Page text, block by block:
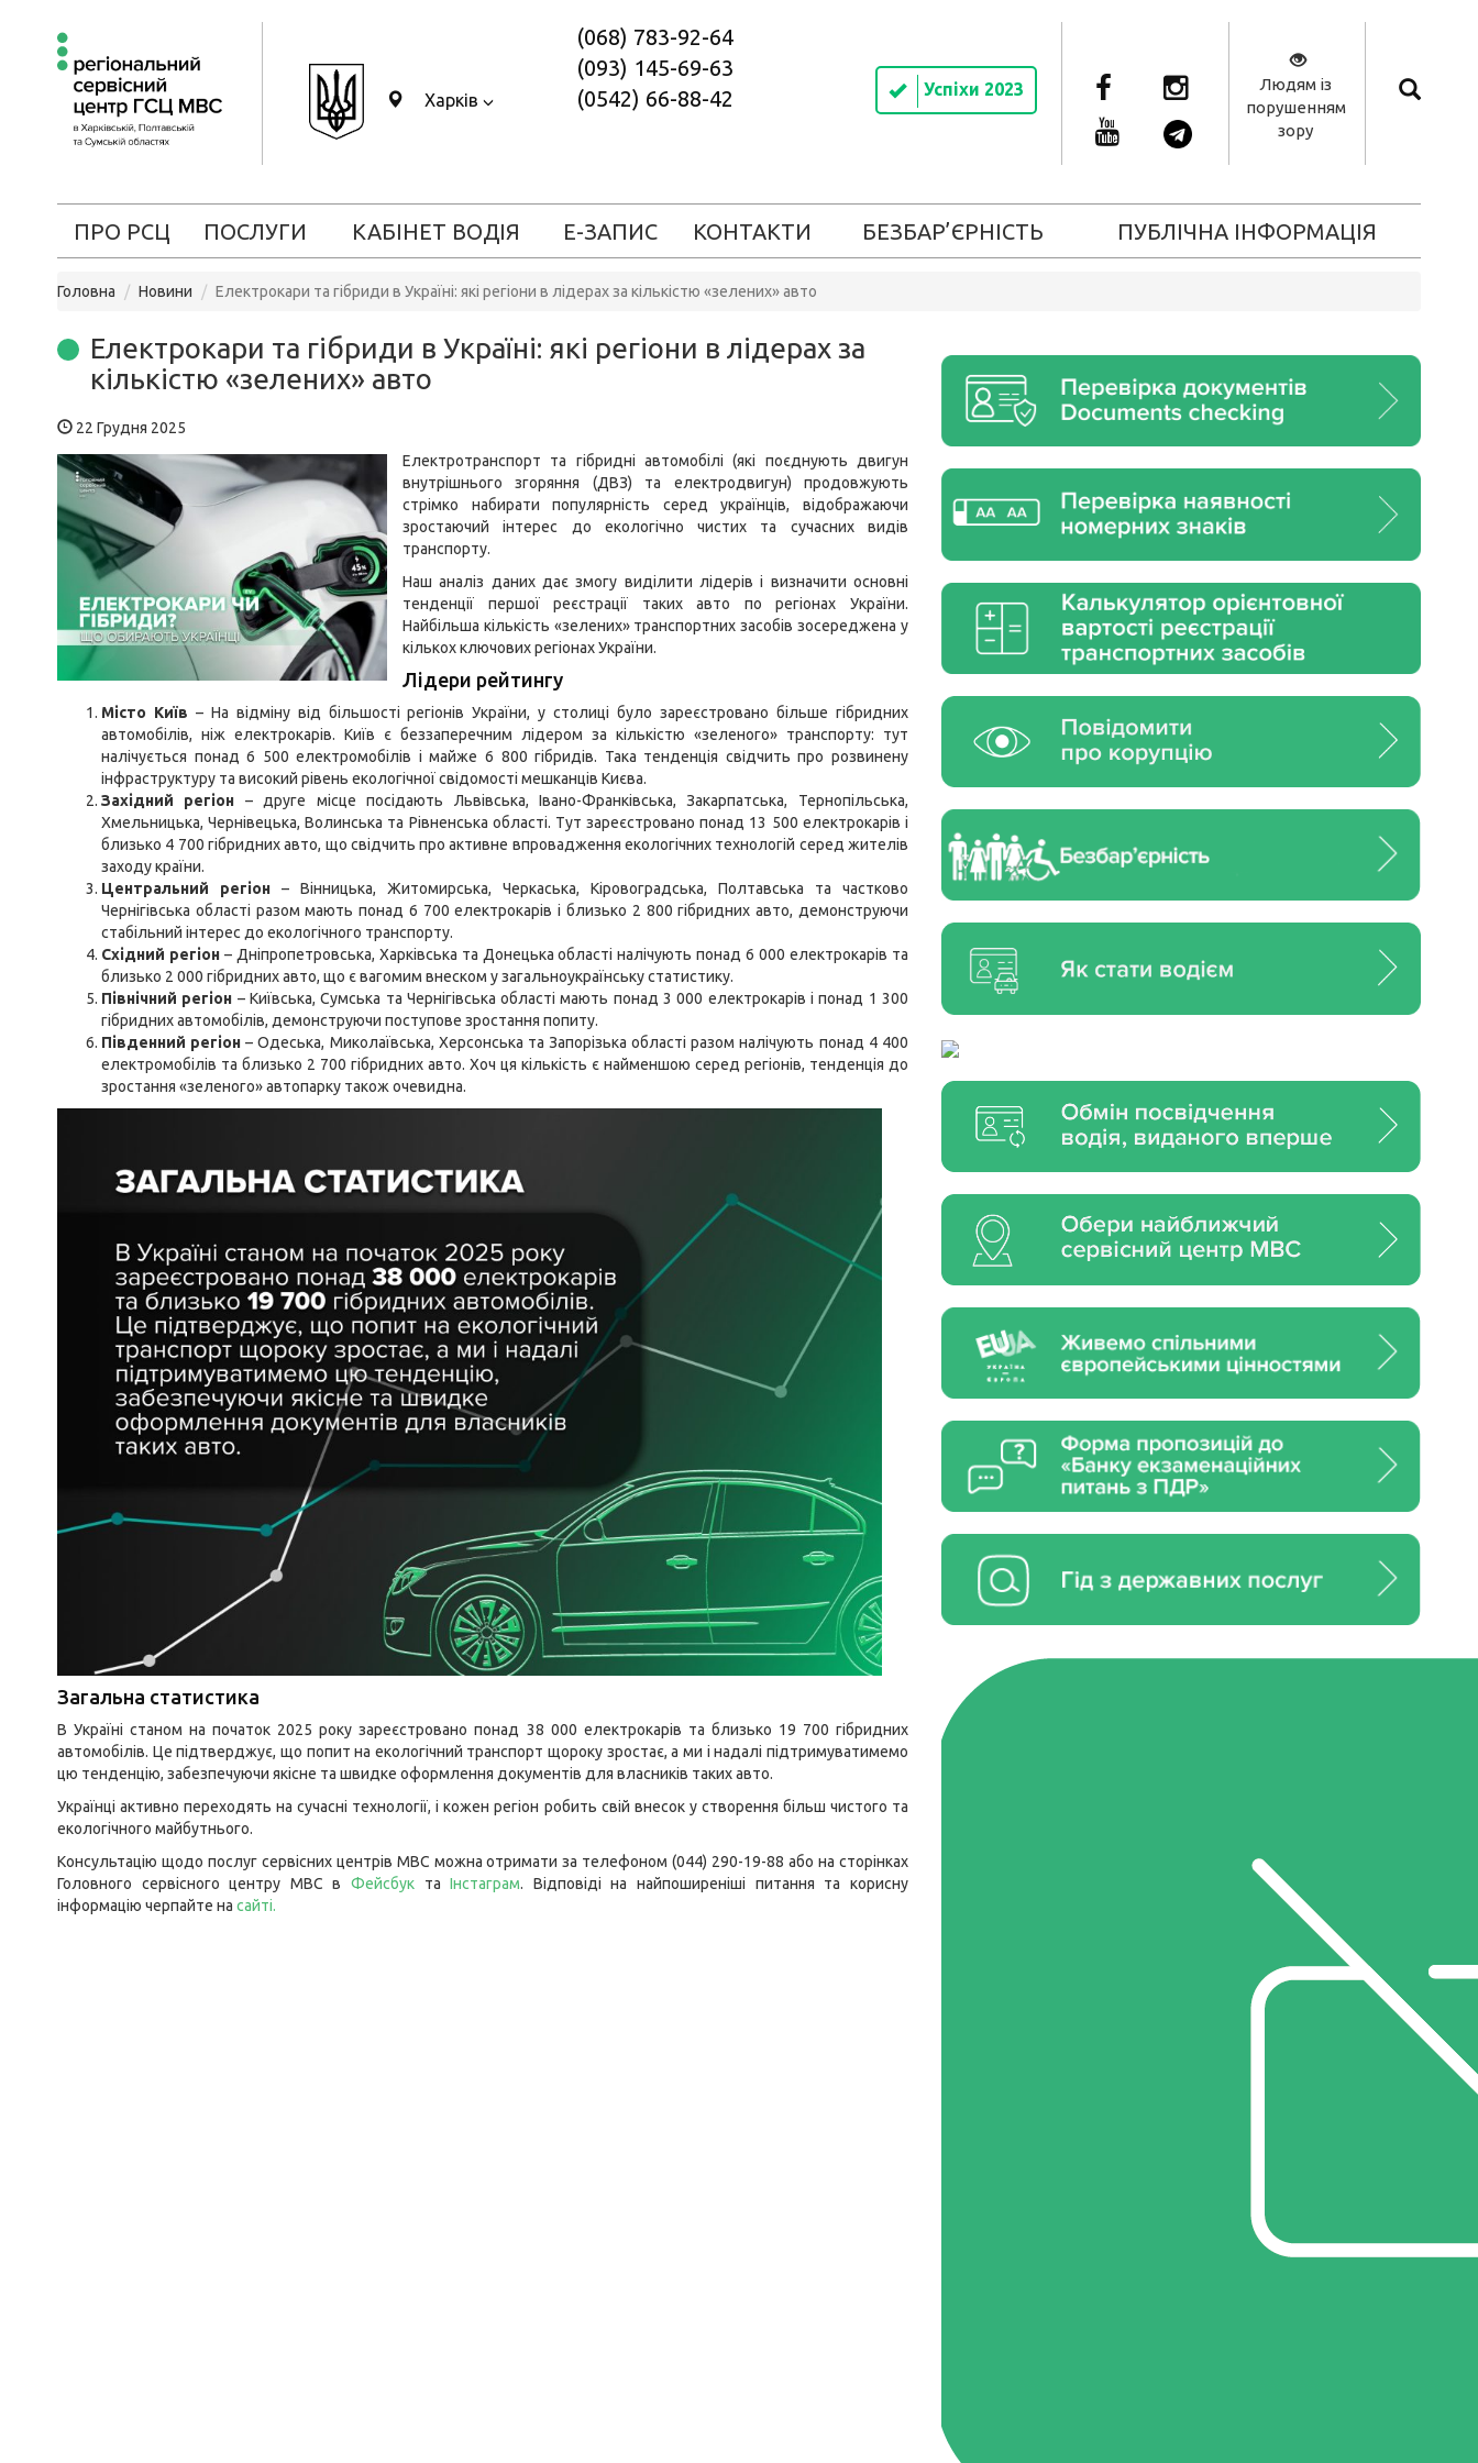
Харків
(068) 783-92-64
(093) 145-69-63
(0542) 66-88-42
Успіхи 2023
Людям із
порушенням
зору
ПРО РСЦ ПОСЛУГИ КАБІНЕТ ВОДІЯ Е-ЗАПИС КОНТАКТИ БЕЗБАР’ЄРНІСТЬ ПУБЛІЧНА ІНФОРМАЦІЯ
Головна Новини Електрокари та гібриди в Україні: які регіони в лідерах за кількістю «зелених» авто
Електрокари та гібриди в Україні: які регіони в лідерах за
кількістю «зелених» авто
22 Грудня 2025
Електротранспорт та гібридні автомобілі (які поєднують двигун
внутрішнього згоряння (ДВЗ) та електродвигун) продовжують
стрімко набирати популярність серед українців, відображаючи
зростаючий інтерес до екологічно чистих та сучасних видів
транспорту.
Наш аналіз даних дає змогу виділити лідерів і визначити основні
тенденції першої реєстрації таких авто по регіонах України.
Найбільша кількість «зелених» транспортних засобів зосереджена у
кількох ключових регіонах України.
Лідери рейтингу
Місто Київ – На відміну від більшості регіонів України, у столиці було зареєстровано більше гібридних
автомобілів, ніж електрокарів. Київ є беззаперечним лідером за кількістю «зеленого» транспорту: тут
налічується понад 6 500 електромобілів і майже 6 800 гібридів. Така тенденція свідчить про розвинену
інфраструктуру та високий рівень екологічної свідомості мешканців Києва.
Західний регіон – друге місце посідають Львівська, Івано-Франківська, Закарпатська, Тернопільська,
Хмельницька, Чернівецька, Волинська та Рівненська області. Тут зареєстровано понад 13 500 електрокарів і
близько 4 700 гібридних авто, що свідчить про активне впровадження екологічних технологій серед жителів
заходу країни.
Центральний регіон – Вінницька, Житомирська, Черкаська, Кіровоградська, Полтавська та частково
Чернігівська області разом мають понад 6 700 електрокарів і близько 2 800 гібридних авто, демонструючи
стабільний інтерес до екологічного транспорту.
Східний регіон– Дніпропетровська, Харківська та Донецька області налічують понад 6 000 електрокарів та
близько 2 000 гібридних авто, що є вагомим внеском у загальноукраїнську статистику.
Північний регіон – Київська, Сумська та Чернігівська області мають понад 3 000 електрокарів і понад 1 300
гібридних автомобілів, демонструючи поступове зростання попиту.
Південний регіон – Одеська, Миколаївська, Херсонська та Запорізька області разом налічують понад 4 400
електромобілів та близько 2 700 гібридних авто. Хоч ця кількість є найменшою серед регіонів, тенденція до
зростання «зеленого» автопарку також очевидна.
Загальна статистика
В Україні станом на початок 2025 року зареєстровано понад 38 000 електрокарів та близько 19 700 гібридних
автомобілів. Це підтверджує, що попит на екологічний транспорт щороку зростає, а ми і надалі підтримуватимемо
цю тенденцію, забезпечуючи якісне та швидке оформлення документів для власників таких авто.
Українці активно переходять на сучасні технології, і кожен регіон робить свій внесок у створення більш чистого та
екологічного майбутнього.
Консультацію щодо послуг сервісних центрів МВС можна отримати за телефоном (044) 290-19-88 або на сторінках
Головного сервісного центру МВС в Фейсбук та Інстаграм. Відповіді на найпоширеніші питання та корисну
інформацію черпайте на сайті.